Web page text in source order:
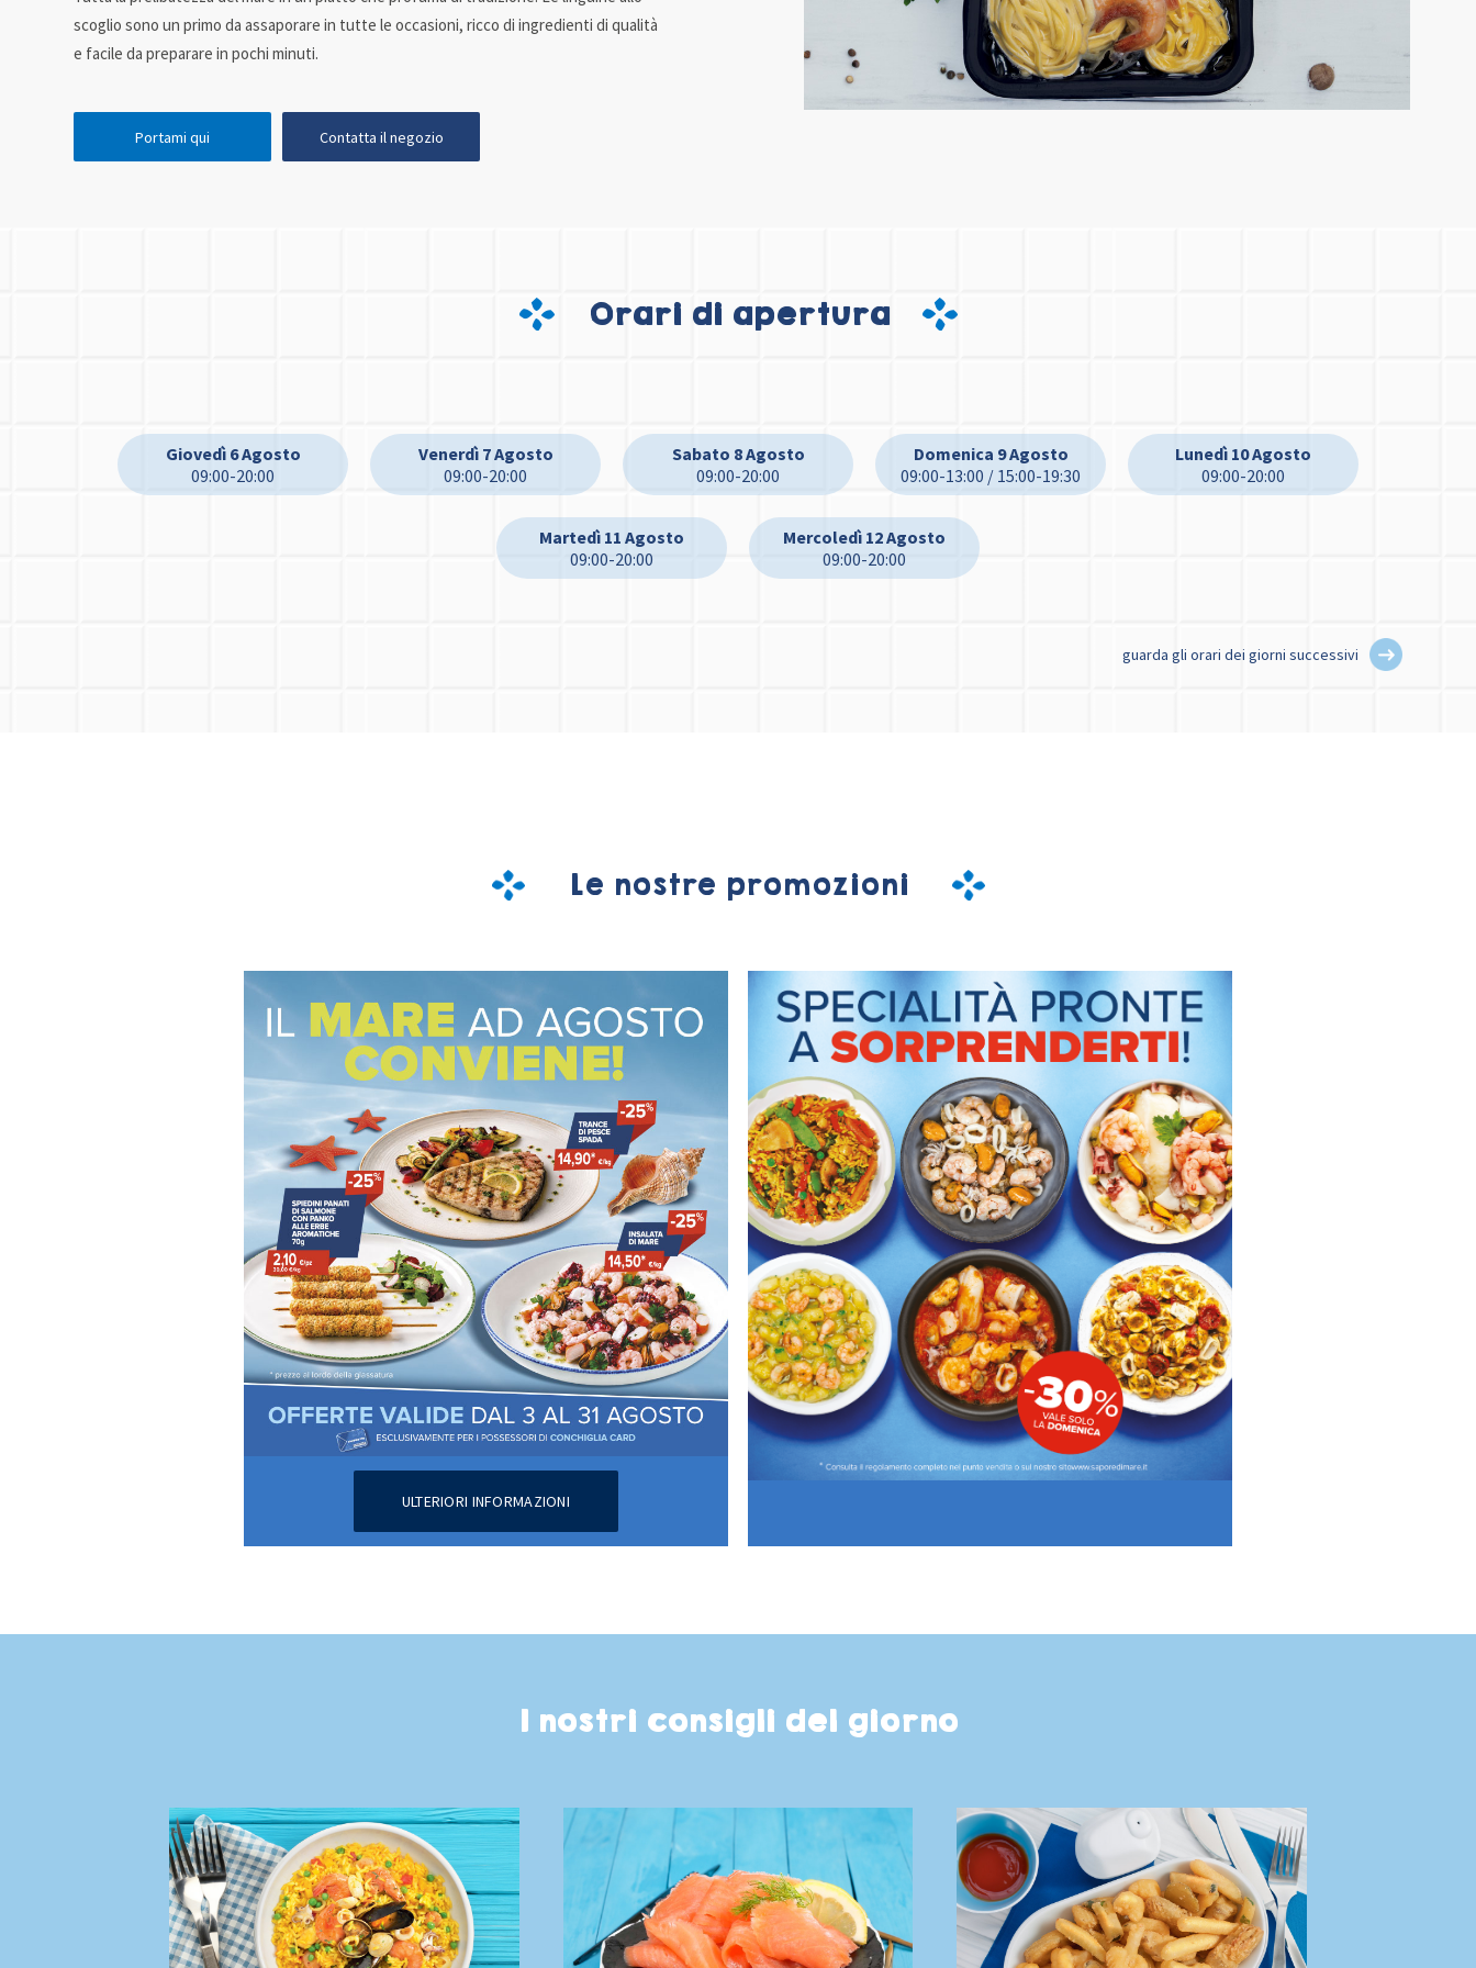
scoglio sono un primo da assaporare in tutte le occasioni, ricco di ingredienti di qualità
e facile da preparare in pochi minuti.
Portami qui Contatta il negozio
Orari di apertura
Giovedì 6 Agosto
09:00-20:00
Venerdì 7 Agosto
09:00-20:00
Sabato 8 Agosto
09:00-20:00
Domenica 9 Agosto
09:00-13:00 / 15:00-19:30
Lunedì 10 Agosto
09:00-20:00
Martedì 11 Agosto
09:00-20:00
Mercoledì 12 Agosto
09:00-20:00
guarda gli orari dei giorni successivi
Le nostre promozioni
ULTERIORI INFORMAZIONI
I nostri consigli del giorno